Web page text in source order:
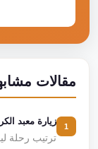
مقالات
زيارة معبد
ترتيب رحلة